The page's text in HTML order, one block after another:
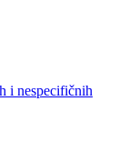
i nespecifičnih